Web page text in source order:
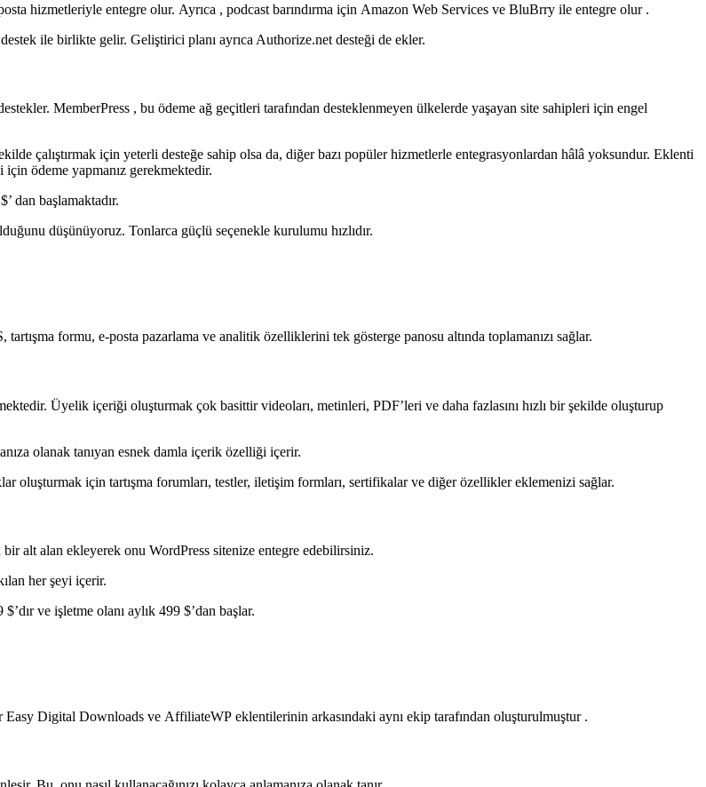
hizmetleriyle entegre olur. Ayrıca , podcast barındırma için Amazon Web Services ve BluBrry ile entegre olur .
ile birlikte gelir. Geliştirici planı ayrıca Authorize.net desteği de ekler.
MemberPress , bu ödeme ağ geçitleri tarafından desteklenmeyen ülkelerde yaşayan site sahipleri için engel
çalıştırmak için yeterli desteğe sahip olsa da, diğer bazı popüler hizmetlerle entegrasyonlardan hâlâ yoksundur. Eklenti
ödeme yapmanız gerekmektedir.
dan başlamaktadır.
düşünüyoruz. Tonlarca güçlü seçenekle kurulumu hızlıdır.
formu, e-posta pazarlama ve analitik özelliklerini tek gösterge panosu altında toplamanızı sağlar.
Üyelik içeriği oluşturmak çok basittir videoları, metinleri, PDF’leri ve daha fazlasını hızlı bir şekilde oluşturup
olanak tanıyan esnek damla içerik özelliği içerir.
oluşturmak için tartışma forumları, testler, iletişim formları, sertifikalar ve diğer özellikler eklemenizi sağlar.
alt alan ekleyerek onu WordPress sitenize entegre edebilirsiniz.
her şeyi içerir.
ve işletme olanı aylık 499 $’dan başlar.
Digital Downloads ve AffiliateWP eklentilerinin arkasındaki aynı ekip tarafından oluşturulmuştur .